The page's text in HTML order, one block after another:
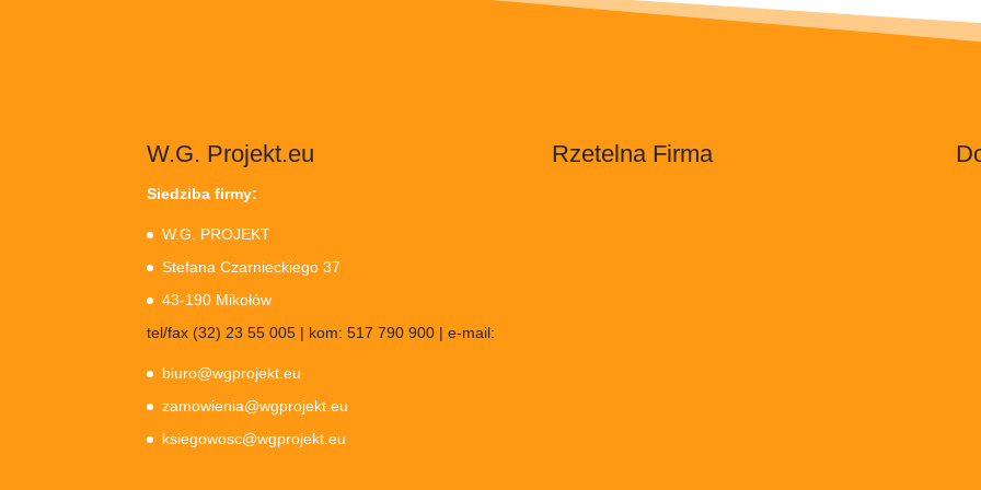
W.G. Projekt.eu
Siedziba firmy:
W.G. PROJEKT
Stefana Czarnieckiego 37
43-190 Mikołów
tel/fax (32) 23 55 005 | kom: 517 790 900 | e-mail:
biuro@wgprojekt.eu
zamowienia@wgprojekt.eu
ksiegowosc@wgprojekt.eu
Rzetelna Firma